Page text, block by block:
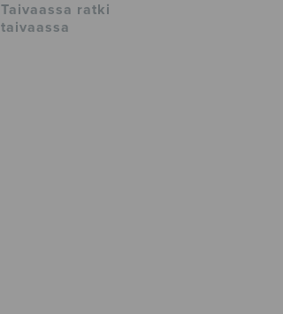
Taivaassa ratki
taivaassa